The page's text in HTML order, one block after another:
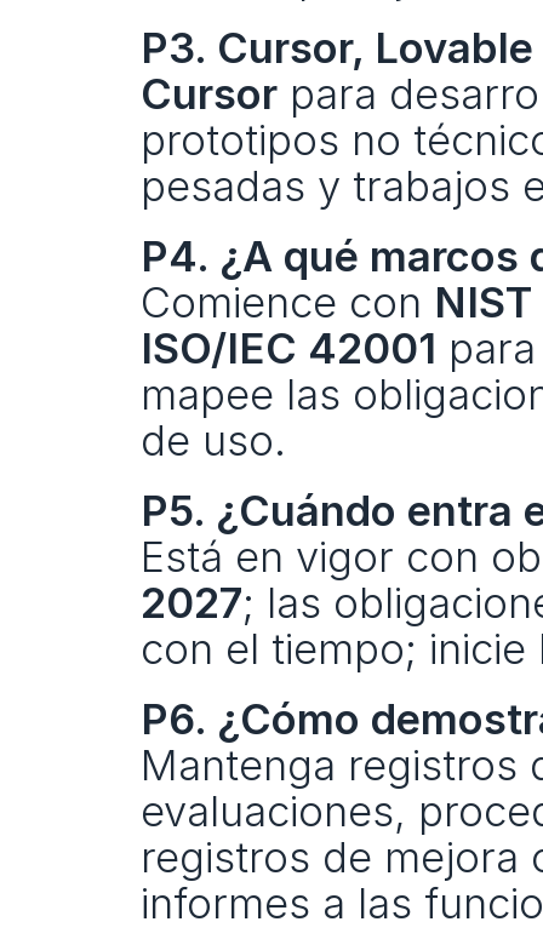
P3. Cursor,
Cursor para
prototipos no
pesadas y trabajos
P4. ¿A qué marcos
Comience con
ISO/IEC 42001
mapee las
de uso.
P5. ¿Cuándo entra
Está en vigor con
2027; las
con el tiempo;
P6. ¿Cómo
Mantenga registros
evaluaciones,
registros de mejora
informes a las